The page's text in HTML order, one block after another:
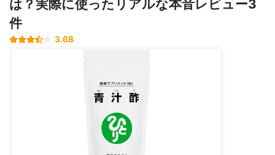
は？実際に使ったリアルな本音レビュー3
件
3.68